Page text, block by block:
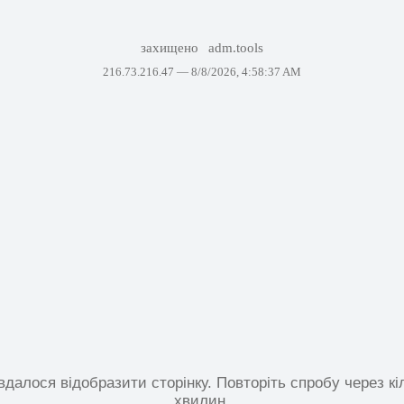
захищено adm.tools
216.73.216.47 — 8/8/2026, 4:58:37 AM
відобразити сторінку. Повторіть спробу через